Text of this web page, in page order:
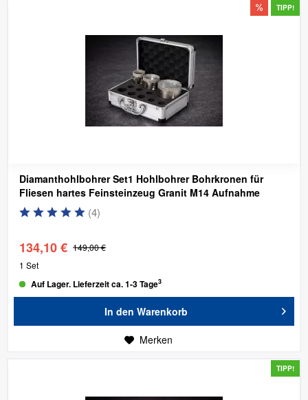
TIPP!
Diamanthohlbohrer Set1 Hohlbohrer Bohrkronen für
Fliesen hartes Feinsteinzeug Granit M14 Aufnahme
(4)
149,00 €
134,10 €
1 Set
Auf Lager. Lieferzeit ca. 1-3 Tage3
In den Warenkorb
Merken
TIPP!